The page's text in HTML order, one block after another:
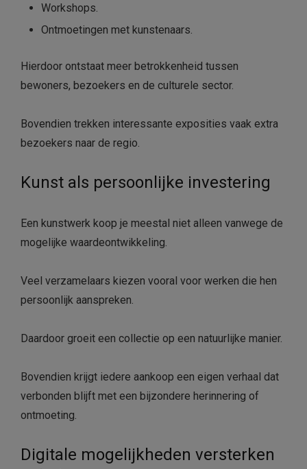
Workshops.
Ontmoetingen met kunstenaars.
Hierdoor ontstaat meer betrokkenheid tussen
bewoners, bezoekers en de culturele sector.
Bovendien trekken interessante exposities vaak extra
bezoekers naar de regio.
Kunst als persoonlijke investering
Een kunstwerk koop je meestal niet alleen vanwege de
mogelijke waardeontwikkeling.
Veel verzamelaars kiezen vooral voor werken die hen
persoonlijk aanspreken.
Daardoor groeit een collectie op een natuurlijke manier.
Bovendien krijgt iedere aankoop een eigen verhaal dat
verbonden blijft met een bijzondere herinnering of
ontmoeting.
Digitale mogelijkheden versterken